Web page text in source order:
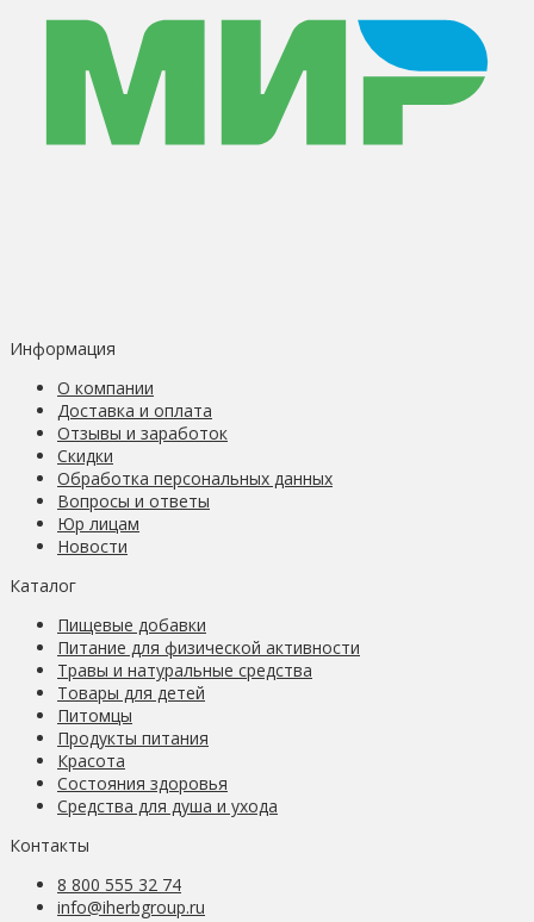
Информация
О компании
Доставка и оплата
Отзывы и заработок
Скидки
Обработка персональных данных
Вопросы и ответы
Юр лицам
Новости
Каталог
Пищевые добавки
Питание для физической активности
Травы и натуральные средства
Товары для детей
Питомцы
Продукты питания
Красота
Состояния здоровья
Средства для душа и ухода
Контакты
8 800 555 32 74
info@iherbgroup.ru